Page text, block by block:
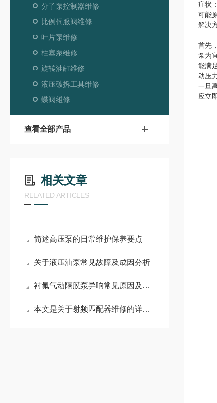
分子泵控制器维修
比例伺服阀维修
叶片泵维修
柱塞泵维修
旋转油缸维修
液压破拆工具维修
蝶阀维修
查看全部产品
相关文章
RELATED ARTICLES
简述高压泵的日常维护保养要点
关于液压油泵常见故障及成因分析
衬氟气动隔膜泵异响常见原因及维修方法
本文是关于射频匹配器维修的详细阐述
症状
可能
解决
首先
泵为
能满
动压
一旦
应立